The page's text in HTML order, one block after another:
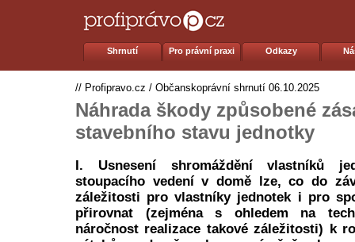
Shrnutí Pro právní praxi Odkazy
// Profipravo.cz / Občanskoprávní shrnutí 06.10.2025
Náhrada škody způsobené
stavebního stavu jednotky
I. Usnesení shromáždění vlastníků
stoupacího vedení v domě lze, co do
záležitosti pro vlastníky jednotek i pro
přirovnat (zejména s ohledem na
náročnost realizace takové záležitosti) k